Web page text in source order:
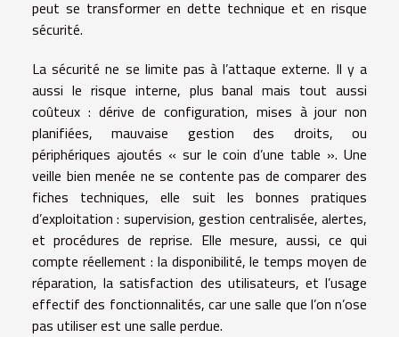
peut se transformer en dette technique et en risque
sécurité.
La sécurité ne se limite pas à l’attaque externe. Il y a
aussi le risque interne, plus banal mais tout aussi
coûteux : dérive de configuration, mises à jour non
planifiées, mauvaise gestion des droits, ou
périphériques ajoutés « sur le coin d’une table ». Une
veille bien menée ne se contente pas de comparer des
fiches techniques, elle suit les bonnes pratiques
d’exploitation : supervision, gestion centralisée, alertes,
et procédures de reprise. Elle mesure, aussi, ce qui
compte réellement : la disponibilité, le temps moyen de
réparation, la satisfaction des utilisateurs, et l’usage
effectif des fonctionnalités, car une salle que l’on n’ose
pas utiliser est une salle perdue.